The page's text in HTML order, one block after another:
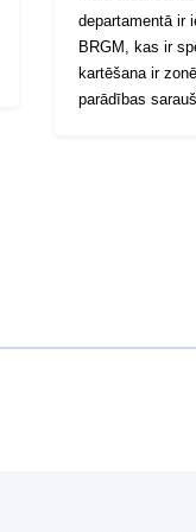
departamentā ir
BRGM, kas ir
kartēšana ir
parādības